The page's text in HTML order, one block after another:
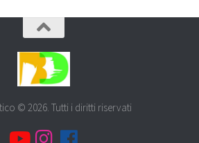
© 2026. Tutti i diritti riservati